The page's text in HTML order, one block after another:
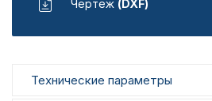
Чертеж (DXF)
Технические параметры